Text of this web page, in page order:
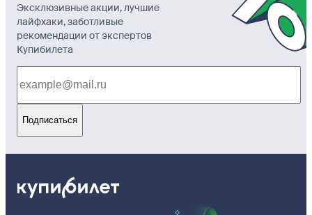
Эксклюзивные акции, лучшие
лайфхаки, заботливые
рекомендации от экспертов
Купибилета
Подписаться